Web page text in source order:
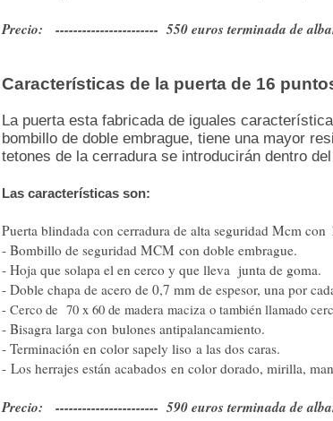
Precio: ----------------------- 550 euros terminada de
Características de la puerta de 16
La puerta esta fabricada de iguales
bombillo de doble embrague, tiene una mayor
tetones de la cerradura se introducirán dentro
Las características son:
Puerta blindada con cerradura de alta seguridad Mcm con
- Bombillo de seguridad MCM con doble embrague.
- Hoja que solapa el en cerco y que lleva junta de goma.
- Doble chapa de acero de 0,7 mm de espesor, una por
- Cerco de 70 x 60 de madera maciza o también llamado
- Bisagra larga con bulones antipalancamiento.
- Terminación en color sapely liso a las dos caras.
- Los herrajes están acabados en color dorado, mirilla,
Precio: ----------------------- 590 euros terminada de